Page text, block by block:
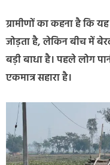
ग्रामीणों का कहना है कि
जोड़ता है, लेकिन बीच में
बड़ी बाधा है। पहले लोग
एकमात्र सहारा है।